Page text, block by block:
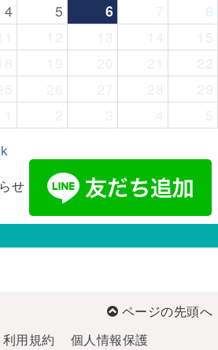
4 5 6
8
15
22
29
5
せ
ページの先頭へ
利用規約 個人情報保護